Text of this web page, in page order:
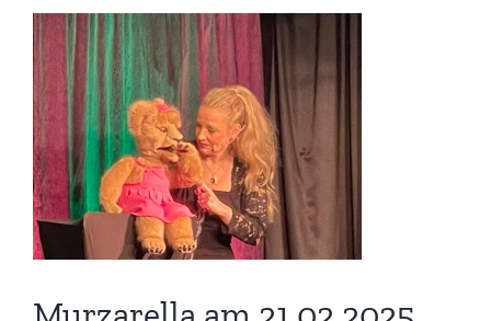
Zeige
grösseres
Bild